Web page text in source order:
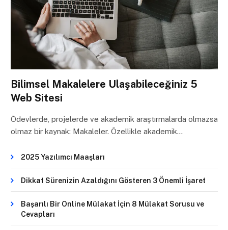
Bilimsel Makalelere Ulaşabileceğiniz 5
Web Sitesi
Ödevlerde, projelerde ve akademik araştırmalarda olmazsa
olmaz bir kaynak: Makaleler. Özellikle akademik…
2025 Yazılımcı Maaşları
Dikkat Sürenizin Azaldığını Gösteren 3 Önemli İşaret
Başarılı Bir Online Mülakat İçin 8 Mülakat Sorusu ve
Cevapları